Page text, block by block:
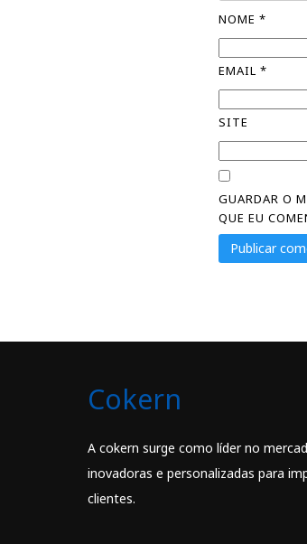
NOME*
EMAIL*
SITE
GUARDAR O
QUE EU
Cokern
A cokern surge como líder no
inovadoras e personalizadas para
clientes.